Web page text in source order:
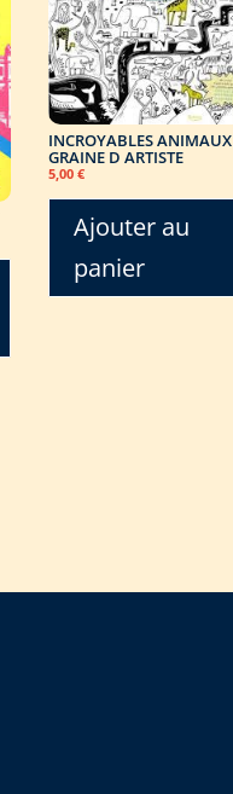
INCROYABLES ANIMAUX
GRAINE D ARTISTE
5,00€
Ajouter au
panier